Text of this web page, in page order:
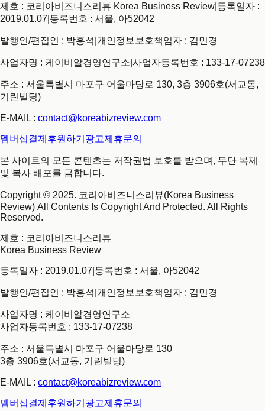
제호 : 코리아비즈니스리뷰 Korea Business Review 등록일자 :
2019.01.07 등록번호 : 서울, 아52042
발행인/편집인 : 박홍석 개인정보보호책임자 : 김민경
사업자명 : 케이비알경영연구소 사업자등록번호 : 133-17-07238
주소 : 서울특별시 마포구 어울마당로 130, 3층 3906호(서교동,
기린빌딩)
E-MAIL : contact@koreabizreview.com
멤버십결제 후원하기 광고제휴문의
본 사이트의 모든 콘텐츠는 저작권법 보호를 받으며, 무단 복제
및 복사 배포를 금합니다.
Copyright © 2025. 코리아비즈니스리뷰(Korea Business
Review) All Contents Is Copyright And Protected. All Rights
Reserved.
제호 : 코리아비즈니스리뷰
Korea Business Review
등록일자 : 2019.01.07 등록번호 : 서울, 아52042
발행인/편집인 : 박홍석 개인정보보호책임자 : 김민경
사업자명 : 케이비알경영연구소
사업자등록번호 : 133-17-07238
주소 : 서울특별시 마포구 어울마당로 130
3층 3906호(서교동, 기린빌딩)
E-MAIL : contact@koreabizreview.com
멤버십결제 후원하기 광고제휴문의